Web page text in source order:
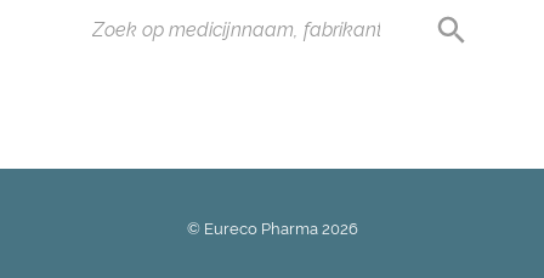
© Eureco Pharma 2026